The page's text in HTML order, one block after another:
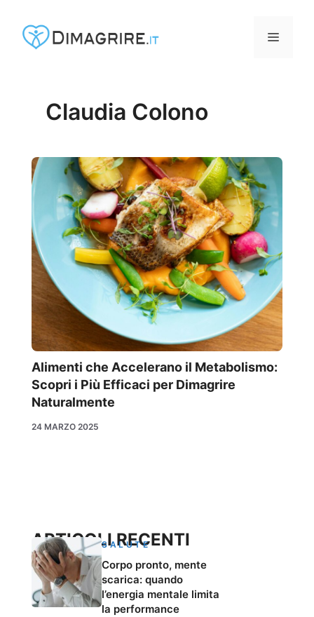
MENU
Claudia Colono
Alimenti che Accelerano il Metabolismo:
Scopri i Più Efficaci per Dimagrire
Naturalmente
24 MARZO 2025
ARTICOLI RECENTI
SALUTE
Corpo pronto, mente
scarica: quando
l’energia mentale limita
la performance